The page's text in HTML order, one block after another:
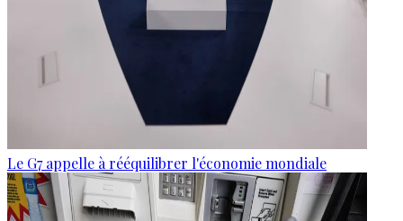
Le G7 appelle à rééquilibrer l'économie mondiale